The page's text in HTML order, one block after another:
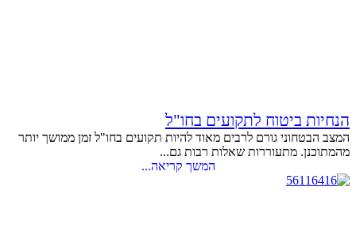
הנחיות ביטוח לתקועים בחו"ל
המצב הבטחוני גורם לרבים מאוד להיות תקועים בחו"ל זמן ממושך יותר
מהמתוכנן. מתעוררות שאלות רבות גם...
המשך קריאה...